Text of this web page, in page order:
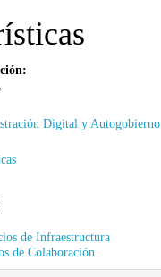
Digital y Autogobierno
de Infraestructura
de Colaboración